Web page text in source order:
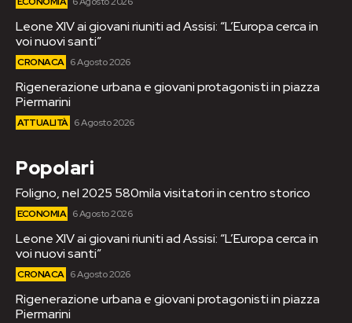
Leone XIV ai giovani riuniti ad Assisi: “L’Europa cerca in
voi nuovi santi”
CRONACA 6 Agosto 2026
Rigenerazione urbana e giovani protagonisti in piazza
Piermarini
ATTUALITÀ 6 Agosto 2026
Popolari
Foligno, nel 2025 580mila visitatori in centro storico
ECONOMIA 6 Agosto 2026
Leone XIV ai giovani riuniti ad Assisi: “L’Europa cerca in
voi nuovi santi”
CRONACA 6 Agosto 2026
Rigenerazione urbana e giovani protagonisti in piazza
Piermarini